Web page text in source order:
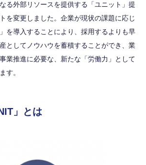
る外部リソースを提供する「ユニット」提
を変更しました。企業が現状の課題に応じ
を導入することにより、採用するよりも早
としてノウハウを蓄積することができ、業
業推進に必要な、新たな「労働力」として
す。
」とは